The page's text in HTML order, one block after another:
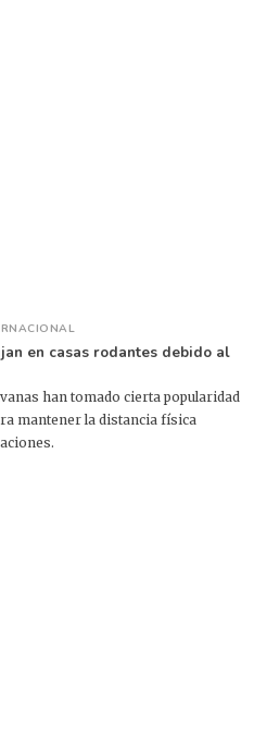
en casas rodantes debido al
han tomado cierta popularidad
mantener la distancia física